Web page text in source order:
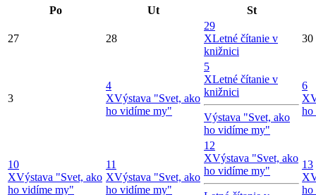
Po Ut St
27 28
29
XLetné čítanie v
knižnici
30
3
4
XVýstava "Svet, ako
ho vidíme my"
5
XLetné čítanie v
knižnici
Výstava "Svet, ako
ho vidíme my"
6
X
ho
10
XVýstava "Svet, ako
ho vidíme my"
11
XVýstava "Svet, ako
ho vidíme my"
12
XVýstava "Svet, ako
ho vidíme my"
13
X
ho